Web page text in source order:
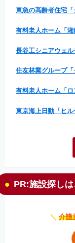
東急の高齢者住宅「
有料老人ホーム「湘
長谷工シニアウェル
住友林業グループ「
有料老人ホーム「ロ
東京海上日動「ヒル
PR:施設探し
＼ 介護